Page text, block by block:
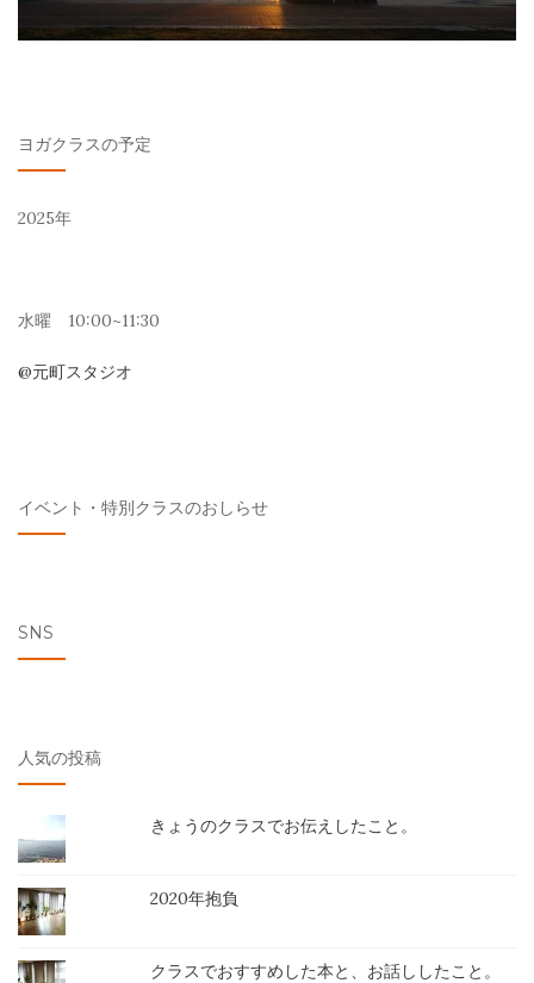
ヨガクラスの予定
2025年
水曜 10:00~11:30
@元町スタジオ
イベント・特別クラスのおしらせ
SNS
人気の投稿
きょうのクラスでお伝えしたこと。
2020年抱負
クラスでおすすめした本と、お話ししたこと。